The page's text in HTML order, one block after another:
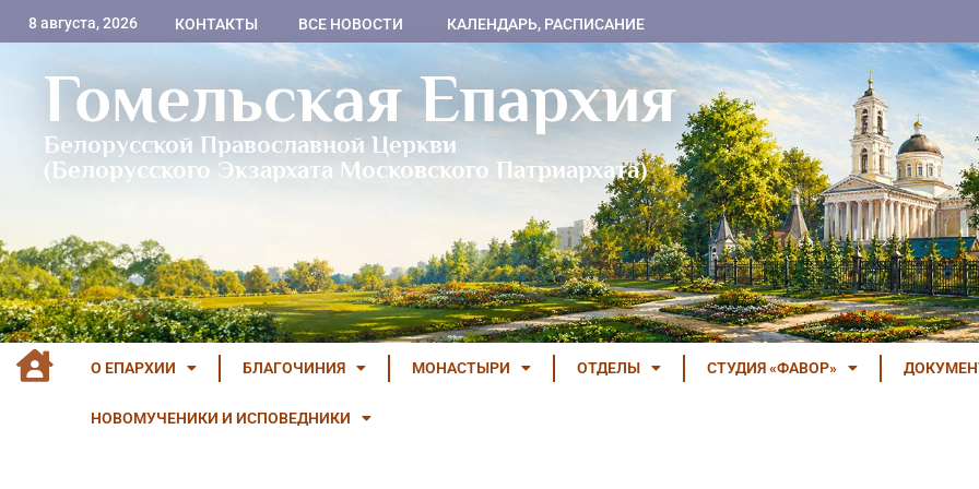
8 августа, 2026 КОНТАКТЫ ВСЕ НОВОСТИ КАЛЕНДАРЬ, РАСПИСАНИЕ
Гомельская Епархия
Белорусской Православной Церкви
(Белорусского Экзархата Московского Патриархата)
О ЕПАРХИИ БЛАГОЧИНИЯ МОНАСТЫРИ ОТДЕЛЫ СТУДИЯ «ФАВОР»
НОВОМУЧЕНИКИ И ИСПОВЕДНИКИ